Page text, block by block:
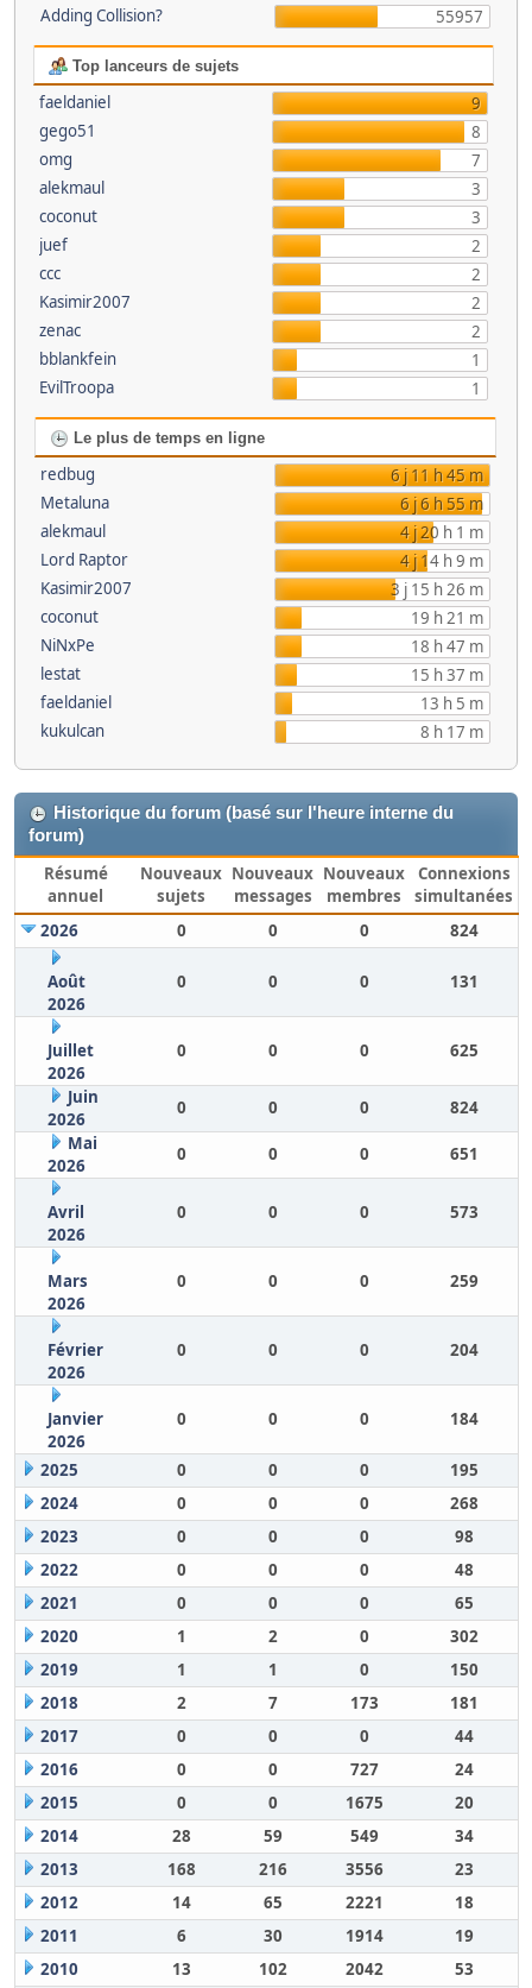
Adding Collision? 55957
Top lanceurs de sujets
faeldaniel
9
gego51
8
omg
7
alekmaul
3
coconut
3
juef
2
ccc
2
Kasimir2007
2
zenac
2
bblankfein
1
EvilTroopa
1
Le plus de temps en ligne
redbug
6 j 11 h 45 m
Metaluna
6 j 6 h 55 m
alekmaul
4 j 20 h 1 m
Lord Raptor
4 j 14 h 9 m
Kasimir2007
3 j 15 h 26 m
coconut
19 h 21 m
NiNxPe
18 h 47 m
lestat
15 h 37 m
faeldaniel
13 h 5 m
kukulcan
8 h 17 m
Historique du forum (basé sur l'heure interne du
forum)
Résumé
annuel
Nouveaux
sujets
Nouveaux
messages
Nouveaux
membres
Connexions
simultanées
2026
0 0 0 824
Août
2026
0 0 0 131
Juillet
2026
0 0 0 625
Juin
2026
0 0 0
824
Mai
2026
0 0 0 651
Avril
2026
0 0 0 573
Mars
2026
0 0 0 259
Février
2026
0 0 0 204
Janvier
2026
0 0 0 184
2025 0 0 0
195
2024
0 0 0
268
2023
0 0 0
98
2022
0 0 0
48
2021
0 0 0
65
2020
1 2 0
302
2019
1 1 0
150
2018
2 7 173
181
2017
0 0 0
44
2016
0 0 727
24
2015
0 0 1675
20
2014
28 59 549
34
2013
168 216 3556
23
2012
14 65 2221
18
2011
6 30 1914
19
2010
13 102 2042 53